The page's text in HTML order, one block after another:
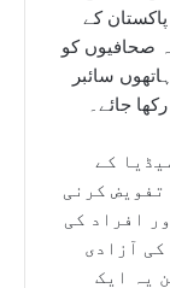
کے
صحافیوں کو
سائبر
جائے۔
کے
تفویض کرنی
افراد کی
آزادی
یہ ایک